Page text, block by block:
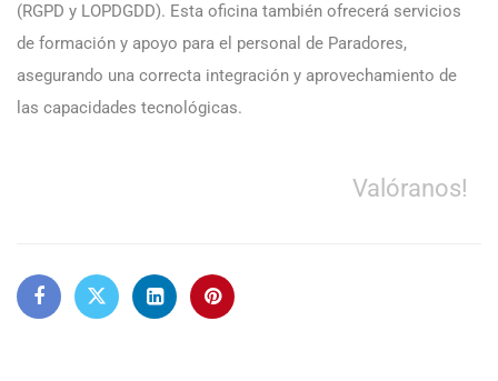
(RGPD y LOPDGDD). Esta oficina también ofrecerá servicios
de formación y apoyo para el personal de Paradores,
asegurando una correcta integración y aprovechamiento de
las capacidades tecnológicas.
Valóranos!